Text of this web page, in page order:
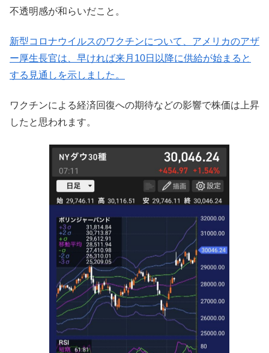
不透明感が和らいだこと。
新型コロナウイルスのワクチンについて、アメリカのアザ
ー厚生長官は、早ければ来月10日以降に供給が始まると
する見通しを示しました。
ワクチンによる経済回復への期待などの影響で株価は上昇
したと思われます。